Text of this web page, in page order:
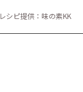
レシピ提供：味の素KK